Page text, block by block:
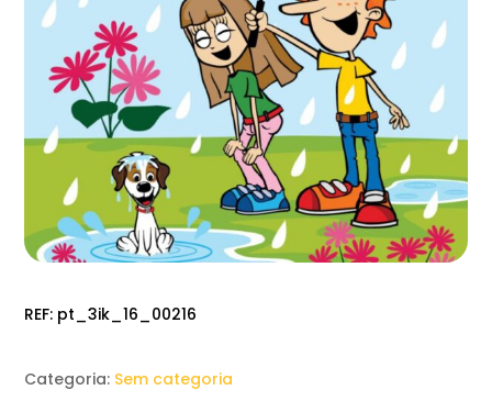
REF: pt_3ik_16_00216
Categoria: Sem categoria